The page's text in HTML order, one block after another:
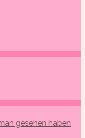
gesehen haben